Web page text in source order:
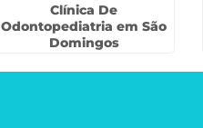
Clínica De
Odontopediatria em São
Domingos